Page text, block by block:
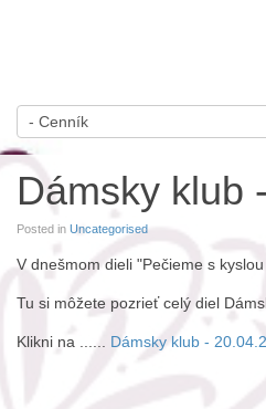
Dámsky klub
Posted in Uncategorised
V dnešmom dieli "Pečieme s
Tu si môžete pozrieť celý diel
Klikni na ...... Dámsky klub -